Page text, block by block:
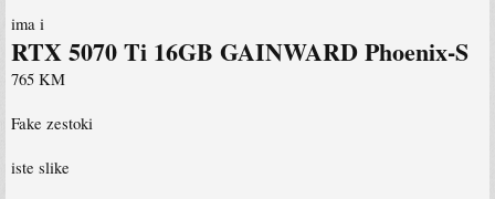
ima i
RTX 5070 Ti 16GB GAINWARD Phoenix-S
765 KM
Fake zestoki
iste slike